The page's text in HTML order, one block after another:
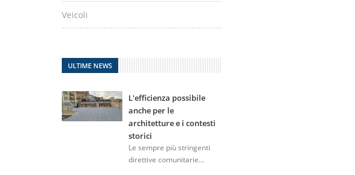
Veicoli
ULTIME NEWS
L'efficienza possibile
anche per le
architetture e i contesti
storici
Le sempre più stringenti
direttive comunitarie...